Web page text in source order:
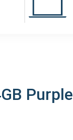
Purple